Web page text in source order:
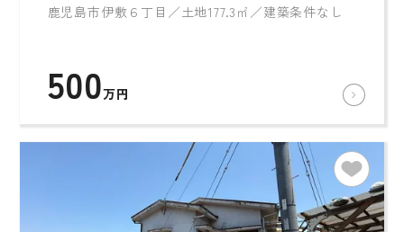
鹿児島市伊敷６丁目／土地177.3㎡／建築条件なし
500万円